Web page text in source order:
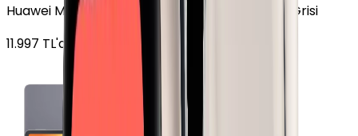
Huawei MatePad 11.5 128 GB 11.5 inç Wi-Fi Uzay Grisi
11.997 TL'den başlayan fiyatlar